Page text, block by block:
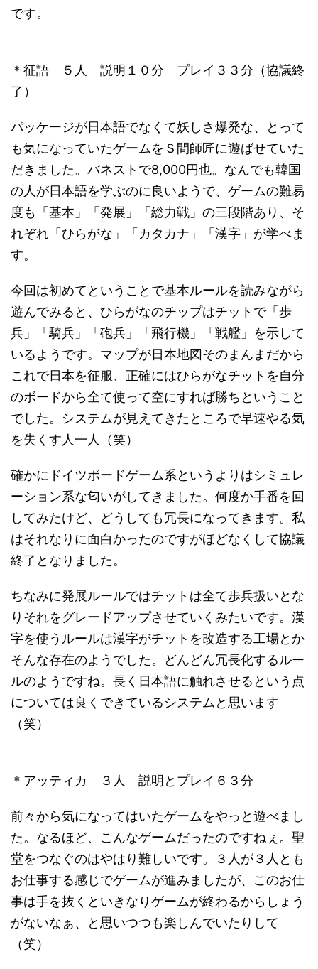
です。
＊征語 ５人 説明１０分 プレイ３３分（協議終
了）
パッケージが日本語でなくて妖しさ爆発な、とって
も気になっていたゲームをＳ間師匠に遊ばせていた
だきました。バネストで8,000円也。なんでも韓国
の人が日本語を学ぶのに良いようで、ゲームの難易
度も「基本」「発展」「総力戦」の三段階あり、そ
れぞれ「ひらがな」「カタカナ」「漢字」が学べま
す。
今回は初めてということで基本ルールを読みながら
遊んでみると、ひらがなのチップはチットで「歩
兵」「騎兵」「砲兵」「飛行機」「戦艦」を示して
いるようです。マップが日本地図そのまんまだから
これで日本を征服、正確にはひらがなチットを自分
のボードから全て使って空にすれば勝ちということ
でした。システムが見えてきたところで早速やる気
を失くす人一人（笑）
確かにドイツボードゲーム系というよりはシミュレ
ーション系な匂いがしてきました。何度か手番を回
してみたけど、どうしても冗長になってきます。私
はそれなりに面白かったのですがほどなくして協議
終了となりました。
ちなみに発展ルールではチットは全て歩兵扱いとな
りそれをグレードアップさせていくみたいです。漢
字を使うルールは漢字がチットを改造する工場とか
そんな存在のようでした。どんどん冗長化するルー
ルのようですね。長く日本語に触れさせるという点
については良くできているシステムと思います
（笑）
＊アッティカ ３人 説明とプレイ６３分
前々から気になってはいたゲームをやっと遊べまし
た。なるほど、こんなゲームだったのですねぇ。聖
堂をつなぐのはやはり難しいです。３人が３人とも
お仕事する感じでゲームが進みましたが、このお仕
事は手を抜くといきなりゲームが終わるからしょう
がないなぁ、と思いつつも楽しんでいたりして
（笑）